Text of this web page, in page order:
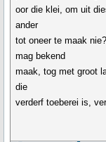
oor die klei, om uit
ander
tot oneer te maak
mag bekend
maak, tog met groot
die
verderf toeberei is,